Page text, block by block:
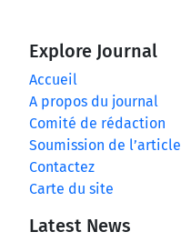
Explore Journal
Accueil
A propos du journal
Comité de rédaction
Soumission de l’article
Contactez
Carte du site
Latest News